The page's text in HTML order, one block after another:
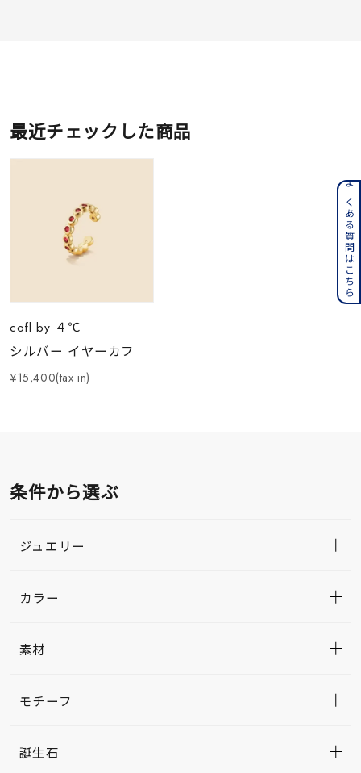
最近チェックした商品
cofl by ４℃
シルバー イヤーカフ
¥15,400(tax in)
条件から選ぶ
ジュエリー
カラー
素材
モチーフ
誕生石
よくある質問はこちら